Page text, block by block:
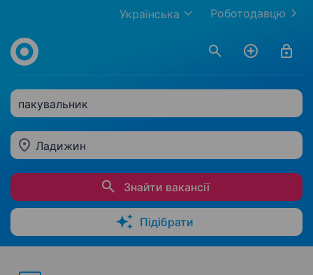
Роботодавцю
Українська
пакувальник
Ладижин
Знайти вакансії
Підібрати